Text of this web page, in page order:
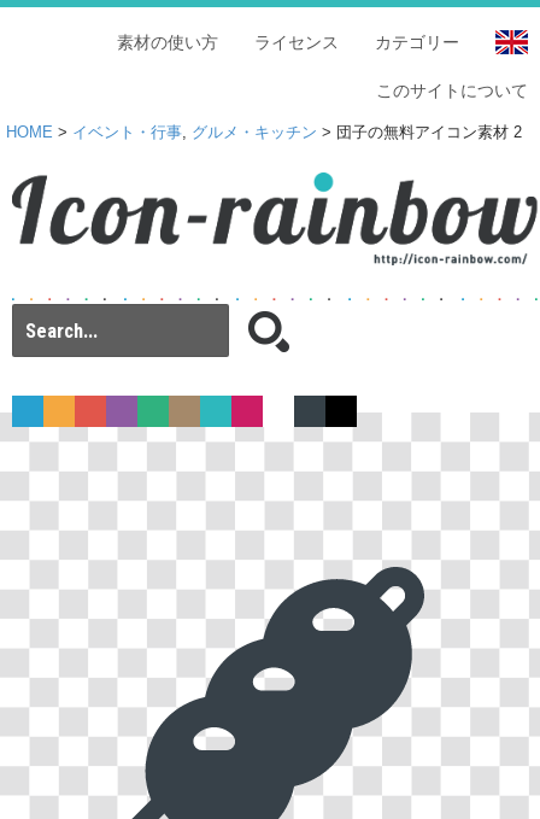
カテゴリー
ライセンス
素材の使い方
このサイトについて
HOME > イベント・行事, グルメ・キッチン > 団子の無料アイコン素材 2